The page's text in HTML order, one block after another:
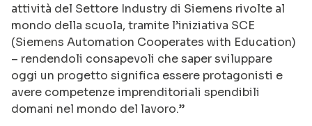
attività del Settore Industry di Siemens rivolte al
mondo della scuola, tramite l’iniziativa SCE
(Siemens Automation Cooperates with Education)
– rendendoli consapevoli che saper sviluppare
oggi un progetto significa essere protagonisti e
avere competenze imprenditoriali spendibili
domani nel mondo del lavoro.”